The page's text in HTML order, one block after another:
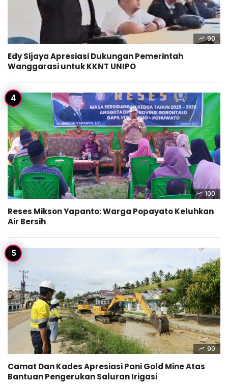
90
Edy Sijaya Apresiasi Dukungan Pemerintah
Wanggarasi untuk KKNT UNIPO
100
Reses Mikson Yapanto: Warga Popayato Keluhkan
Air Bersih
90
Camat Dan Kades Apresiasi Pani Gold Mine Atas
Bantuan Pengerukan Saluran Irigasi